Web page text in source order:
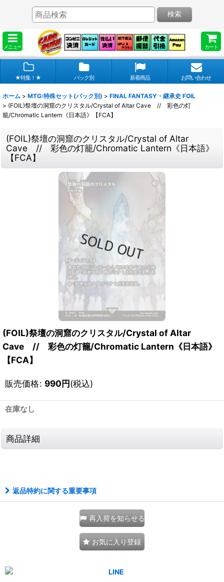
メニュー カート
検索
★特集！★ パック別 新着商品 お問い合わせ
ホーム > MTG:特殊セット(パック別) > FINAL FANTASY・継承史 FOIL
> (FOIL)祭壇の洞窟のクリスタル/Crystal of Altar Cave // 彩色の灯
籠/Chromatic Lantern《日本語》【FCA】
(FOIL)祭壇の洞窟のクリスタル/Crystal of Altar
Cave // 彩色の灯籠/Chromatic Lantern《日本語》
【FCA】
(FOIL)祭壇の洞窟のクリスタル/Crystal of Altar
Cave // 彩色の灯籠/Chromatic Lantern《日本語》
【FCA】
販売価格: 990円(税込)
在庫なし
商品詳細
返品特約に関する重要事項
再入荷を知らせる
お気に入り登録